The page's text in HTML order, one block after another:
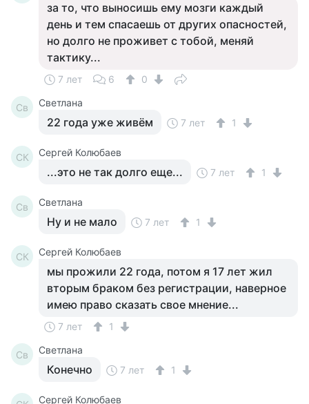
за то, что выносишь ему мозги каждый
день и тем спасаешь от других опасностей,
но долго не проживет с тобой, меняй
тактику...
7 лет 6 0
Св Светлана
22 года уже живём 7 лет 1
СК Сергей Колюбаев
...это не так долго еще... 7 лет 1
Св Светлана
Ну и не мало 7 лет 1
СК Сергей Колюбаев
мы прожили 22 года, потом я 17 лет жил
вторым браком без регистрации, наверное
имею право сказать свое мнение...
7 лет 1
Св Светлана
Конечно 7 лет 1
Сергей Колюбаев